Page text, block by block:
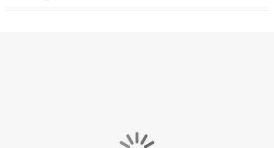
De rugzak heeft een duurzaam ontwerp dat is gebouwd om